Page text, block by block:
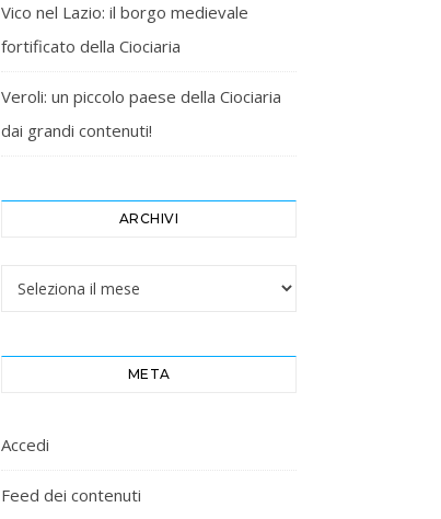
Vico nel Lazio: il borgo medievale
fortificato della Ciociaria
Veroli: un piccolo paese della Ciociaria
dai grandi contenuti!
ARCHIVI
Archivi
META
Accedi
Feed dei contenuti